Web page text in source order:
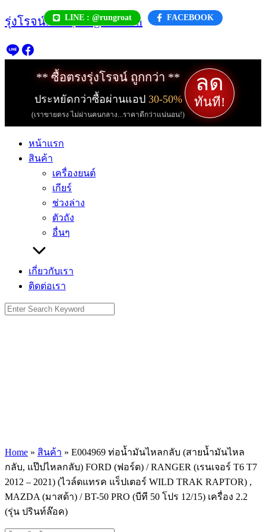
Skip
to
LINE : @rungroat FACEBOOK
รุ่งโรจน์.com | rungroat.com
** ซื้อตรงรุ่งโรจน์ ถูกกว่า **
ประหยัดกว่าซื้อผ่านแอป 30-50%
(เราขายตรง ไม่ผ่านคนกลาง...ราคาดีกว่าแน่นอน!)
ลด
ทันที!
หน้าแรก
สินค้า
เครื่องยนต์
เกียร์
ช่วงล่าง
ตัวถัง
อื่นๆ
เกี่ยวกับเรา
ติดต่อเรา
Search
for:
Home » สินค้า » E004969 ท่อน้ำมันไหลกลับ (สายน้ำมันไหล
กลับ, แป๊ปไหลกลับ) FORD (ฟอร์ด) / RANGER (เรนเจอร์ T6 T7
2012 – 2021) (ไวล์ดแทรค แร็ปเตอร์ WILD TRAK RAPTOR) ,
MAZDA (มาสด้า) / BT-50 PRO (บีที 50 โปร 12/15) เครื่อง 2.2
(รุ่น ปรินท์ล๊อค)